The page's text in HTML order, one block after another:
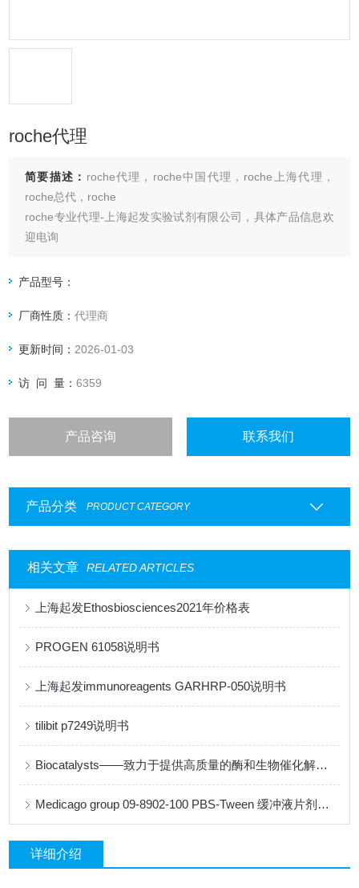
roche代理
简要描述： roche代理，roche中国代理，roche上海代理，
roche总代，roche
roche专业代理-上海起发实验试剂有限公司，具体产品信息欢
迎电询
产品型号：
厂商性质：代理商
更新时间： 2026-01-03
访 问 量：6359
产品咨询 联系我们
产品分类 PRODUCT CATEGORY
相关文章 RELATED ARTICLES
上海起发Ethosbiosciences2021年价格表
PROGEN 61058说明书
上海起发immunoreagents GARHRP-050说明书
tilibit p7249说明书
Biocatalysts——致力于提供高质量的酶和生物催化解决方案
Medicago group 09-8902-100 PBS-Tween 缓冲液片剂说明书
详细介绍